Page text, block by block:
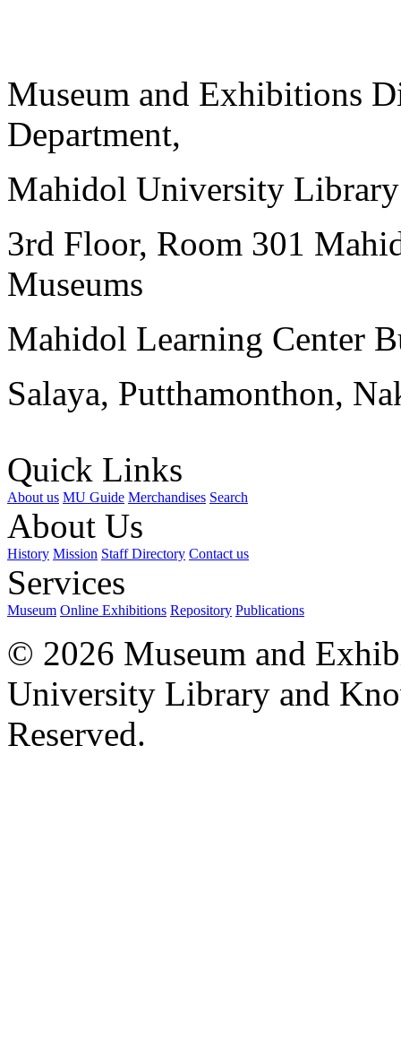
Museum and Exhibitions
Department,
Mahidol University
3rd Floor, Room 301
Museums
Mahidol Learning Center
Salaya, Putthamonthon,
Quick Links
About us MU Guide Merchandises Search
About Us
History Mission Staff Directory Contact us
Services
Museum Online Exhibitions Repository Publications
© 2026 Museum and
University Library and
Reserved.